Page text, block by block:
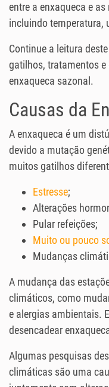
entre a enxaqueca e
incluindo temperatura,
Continue a leitura
gatilhos, tratamentos e
enxaqueca sazonal.
Causas da
A enxaqueca é um
devido a mutação
muitos gatilhos
Estresse;
Alterações
Pular refeições;
Muito ou pouco
Mudanças
A mudança das
climáticos, como
e alergias ambientais.
desencadear
Algumas pesquisas
climáticas são uma